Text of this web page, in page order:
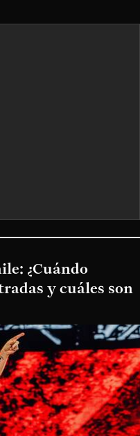
¿Cuándo
y cuáles son